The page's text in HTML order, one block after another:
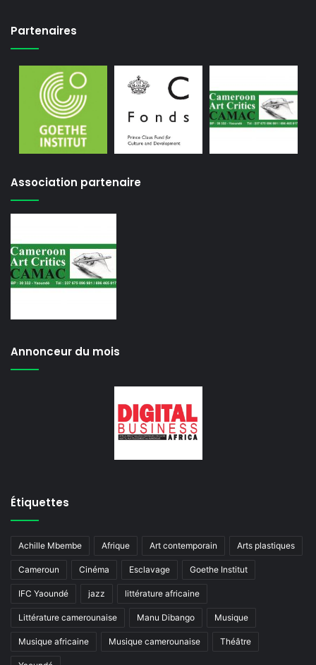
Partenaires
Association partenaire
Annonceur du mois
Étiquettes
Achille Mbembe Afrique Art contemporain Arts plastiques
Cameroun Cinéma Esclavage Goethe Institut
IFC Yaoundé jazz littérature africaine
Littérature camerounaise Manu Dibango Musique
Musique africaine Musique camerounaise Théâtre